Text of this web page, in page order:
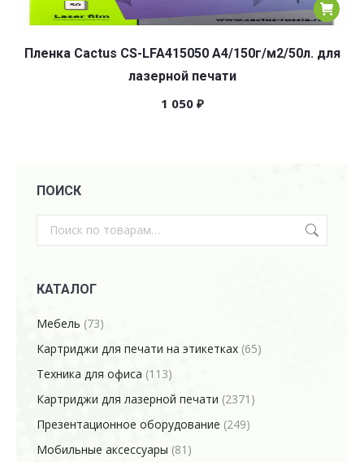
Пленка Cactus CS-LFA415050 A4/150г/м2/50л. для
лазерной печати
1 050 ₽
ПОИСК
КАТАЛОГ
Мебель (73)
Картриджи для печати на этикетках (65)
Техника для офиса (113)
Картриджи для лазерной печати (2371)
Презентационное оборудование (249)
Мобильные аксессуары (81)